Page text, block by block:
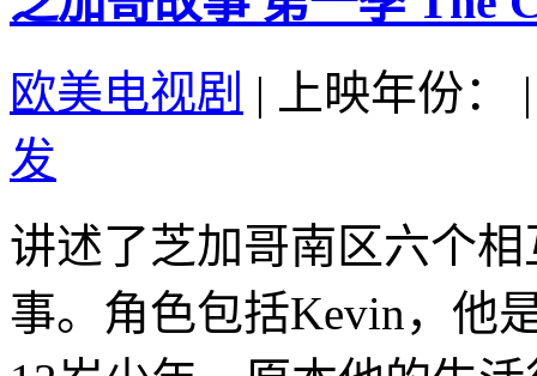
欧美电视剧 | 上映年份：
|
发
讲述了芝加哥南区六个
事。角色包括Kevin，他